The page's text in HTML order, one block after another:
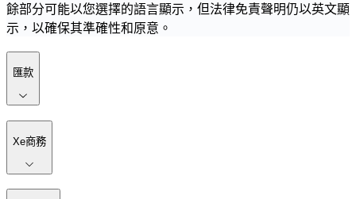
餘部分可能以您選擇的語言顯示，但法律免責聲明仍以英文顯
示，以確保其準確性和原意。
匯款
Xe商務